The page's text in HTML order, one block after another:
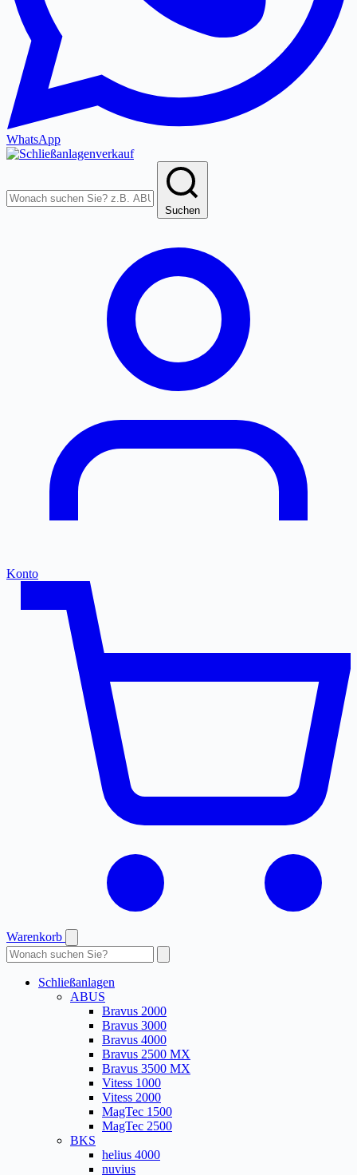
WhatsApp
Suchen
Konto
Warenkorb
Produkte
durchsuchen
Schließanlagen
ABUS
Bravus 2000
Bravus 3000
Bravus 4000
Bravus 2500 MX
Bravus 3500 MX
Vitess 1000
Vitess 2000
MagTec 1500
MagTec 2500
BKS
helius 4000
nuvius